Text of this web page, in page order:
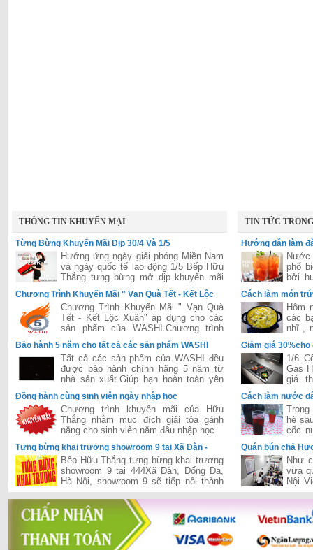
THÔNG TIN KHUYẾN MẠI
Từng Bừng Khuyến Mãi Dịp 30/4 Và 1/5
Hướng ứng ngày giải phóng Miền Nam
và ngày quốc tế lao động 1/5 Bếp Hữu
Thắng tưng bừng mở dịp khuyến mãi
lớn áp dụng cho tất các hệ thống của
Hữu Thắng trên toàn quốc
Chương Trình Khuyến Mãi " Vạn Quà Tết - Kết Lộc
Chương Trình Khuyến Mãi " Vạn Quà
Tết - Kết Lộc Xuân" áp dụng cho các
sản phẩm của WASHI.Chương trình
được đánh giá là lớn nhất năm 2015
của hãng WASHI
Bảo hành 5 năm cho tất cả các sản phẩm WASHI
Tất cả các sản phẩm của WASHI đều
được bảo hành chính hãng 5 năm từ
nhà sản xuất.Giúp bạn hoàn toàn yên
tâm trong suốt quá trình sử dụng.
Đồng hành cùng sinh viên ngày nhập học
Chương trình khuyến mãi của Hữu
Thắng nhằm mục đích giải tỏa gánh
nặng cho sinh viên năm đầu nhập học
Tưng bừng khai trương showroom 9 tại Xã Đàn -
Đống Đa - Hà NộiBếp Hữu Thắng tưng bừng khai trương
showroom 9 tại 444Xã Đàn, Đống Đa,
Hà Nội, showroom 9 sẽ tiếp nối thành
công của chuỗi siêu thị của Hữu Thắng
đã khai trương và hiện đang vận hành
hiệu quả trên cả hai miền Nam-Bắc,
đưa Hữu Thắng gần hơn với vị trí nhà
phân phối hàng đầu bếp và thiết bị bếp
tại Việt Nam
TIN TỨC
Hướng dẫn làm
phổ
bởi
hấp
Cách làm món
Hôm
các
nhĩ ,
Giảm giá
1/6
Gas
giá
tiếng
Cách làm nước
hè
cốc
thì
Quán bún chả
khi đón TổngNhư
vừa
Nội
tổng
quán